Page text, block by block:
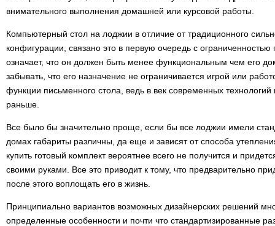
внимательного выполнения домашней или курсовой работы.
Компьютерный стол на лоджии в отличие от традиционного
конфигурации, связано это в первую очередь с
означает, что он должен быть менее функциональным чем его
забывать, что его назначение не ограничивается игрой или
функции письменного стола, ведь в век современных технологий
раньше.
Все было бы значительно проще, если бы все лоджии имели
домах габариты различны, да еще и зависят от способа
купить готовый комплект вероятнее всего не получится и
своими руками. Все это приводит к тому, что предварительно
после этого воплощать его в жизнь.
Принципиально вариантов возможных дизайнерских решений
определенные особенности и почти что стандартизированные